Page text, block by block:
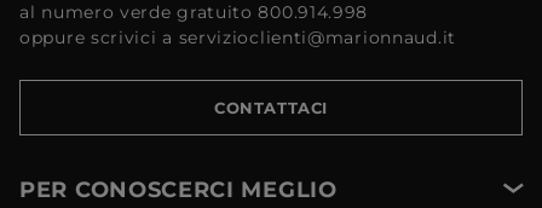
al numero verde gratuito 800.914.998
oppure scrivici a servizioclienti@marionnaud.it
CONTATTACI
PER CONOSCERCI MEGLIO